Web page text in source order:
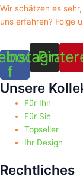
Wir schätzen es
uns erfahren? Folge
f
Instagram
Unsere
Für Ihn
Für Sie
Topseller
Ihr Design
Rechtliches